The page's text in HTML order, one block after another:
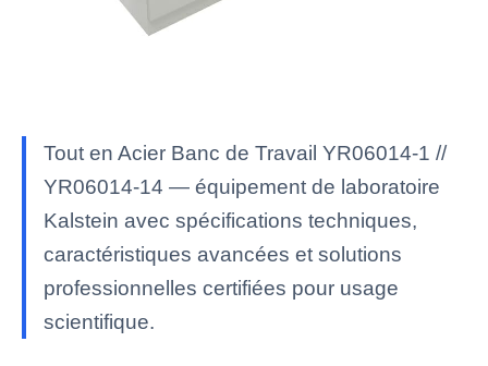
Tout en Acier Banc de Travail YR06014-1 //
YR06014-14 — équipement de laboratoire
Kalstein avec spécifications techniques,
caractéristiques avancées et solutions
professionnelles certifiées pour usage
scientifique.